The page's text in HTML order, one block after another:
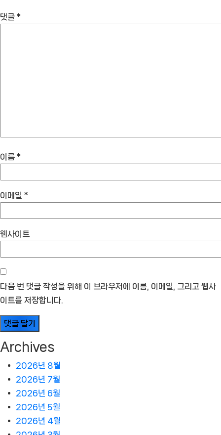
댓글 *
이름 *
이메일 *
웹사이트
다음 번 댓글 작성을 위해 이 브라우저에 이름, 이메일, 그리고 웹사
이트를 저장합니다.
Archives
2026년 8월
2026년 7월
2026년 6월
2026년 5월
2026년 4월